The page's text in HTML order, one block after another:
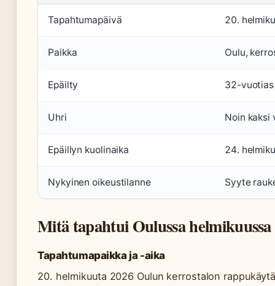
Tapahtumapäivä 20.
Paikka Oulu,
Epäilty 32-vuotias
Uhri Noin kaksi
Epäillyn kuolinaika 24.
Nykyinen oikeustilanne Syyte
Mitä tapahtui Oulussa helmikuussa
Tapahtumapaikka ja -aika
20. helmikuuta 2026 Oulun kerrostalon